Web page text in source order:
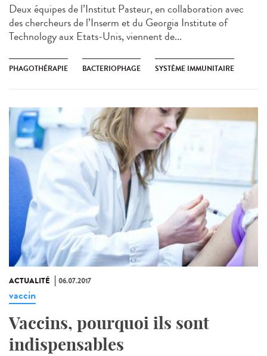
Deux équipes de l’Institut Pasteur, en collaboration avec
des chercheurs de l’Inserm et du Georgia Institute of
Technology aux Etats-Unis, viennent de...
PHAGOTHÉRAPIE BACTERIOPHAGE SYSTÈME IMMUNITAIRE
ACTUALITÉ 06.07.2017
vaccin
Vaccins, pourquoi ils sont
indispensables